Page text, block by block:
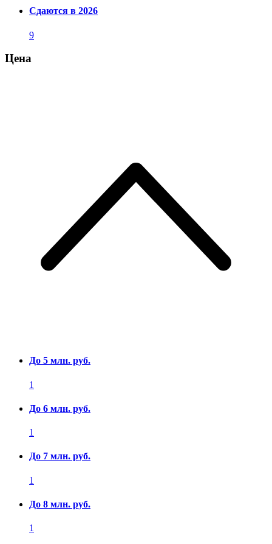
Сдаются в 2026
9
Цена
До 5 млн. руб.
1
До 6 млн. руб.
1
До 7 млн. руб.
1
До 8 млн. руб.
1